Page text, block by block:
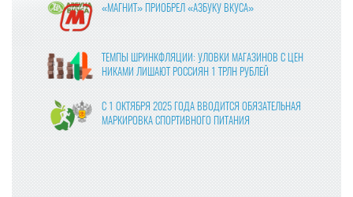
«МАГНИТ» ПРИОБРЕЛ «АЗБУКУ ВКУСА»
ТЕМПЫ ШРИНКФЛЯЦИИ: УЛОВКИ МАГАЗИНОВ С ЦЕН
НИКАМИ ЛИШАЮТ РОССИЯН 1 ТРЛН РУБЛЕЙ
С 1 ОКТЯБРЯ 2025 ГОДА ВВОДИТСЯ ОБЯЗАТЕЛЬНАЯ
МАРКИРОВКА СПОРТИВНОГО ПИТАНИЯ